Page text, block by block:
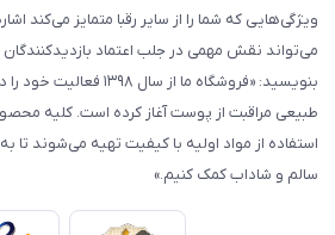
ویژگی‌هایی که شما را از سایر رقبا متمایز می‌کند
می‌تواند نقش مهمی در جلب اعتماد بازدیدکنندگان
بنویسید: «فروشگاه ما از
طبیعی مراقبت از پوست آغاز کرده است. کلیه
استفاده از مواد اولیه با کیفیت تهیه می‌شوند تا
سالم و شاداب کمک کنیم.»